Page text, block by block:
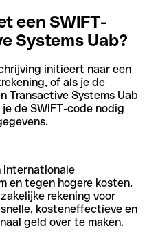
een SWIFT-
Systems Uab?
initieert naar een
of als je de
Transactive Systems Uab
de SWIFT-code nodig
internationale
en tegen hogere kosten.
rekening voor
kosteneffectieve en
geld over te maken.